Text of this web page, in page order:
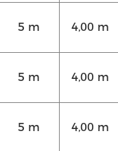
5 m 4,00 m
5 m 4,00 m
5 m 4,00 m